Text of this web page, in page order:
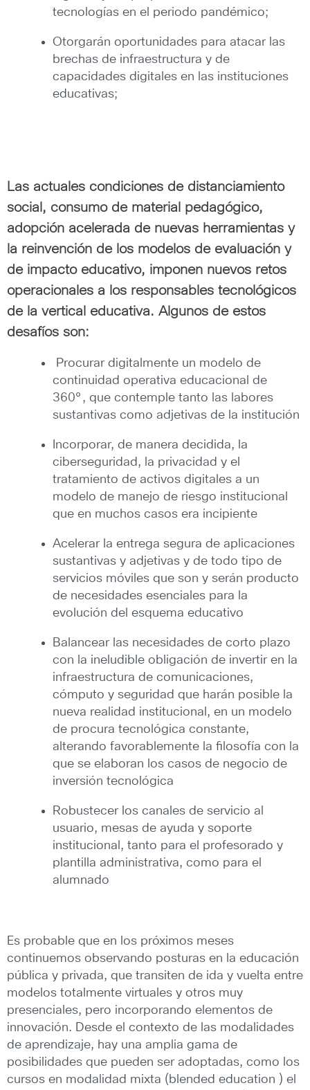
tecnologías en el periodo pandémico;
Otorgarán oportunidades para atacar las
brechas de infraestructura y de
capacidades digitales en las instituciones
educativas;
Las actuales condiciones de distanciamiento
social, consumo de material pedagógico,
adopción acelerada de nuevas herramientas y
la reinvención de los modelos de evaluación y
de impacto educativo, imponen nuevos retos
operacionales a los responsables tecnológicos
de la vertical educativa. Algunos de estos
desafíos son:
Procurar digitalmente un modelo de
continuidad operativa educacional de
360°, que contemple tanto las labores
sustantivas como adjetivas de la institución
Incorporar, de manera decidida, la
ciberseguridad, la privacidad y el
tratamiento de activos digitales a un
modelo de manejo de riesgo institucional
que en muchos casos era incipiente
Acelerar la entrega segura de aplicaciones
sustantivas y adjetivas y de todo tipo de
servicios móviles que son y serán producto
de necesidades esenciales para la
evolución del esquema educativo
Balancear las necesidades de corto plazo
con la ineludible obligación de invertir en la
infraestructura de comunicaciones,
cómputo y seguridad que harán posible la
nueva realidad institucional, en un modelo
de procura tecnológica constante,
alterando favorablemente la filosofía con la
que se elaboran los casos de negocio de
inversión tecnológica
Robustecer los canales de servicio al
usuario, mesas de ayuda y soporte
institucional, tanto para el profesorado y
plantilla administrativa, como para el
alumnado
Es probable que en los próximos meses
continuemos observando posturas en la educación
pública y privada, que transiten de ida y vuelta entre
modelos totalmente virtuales y otros muy
presenciales, pero incorporando elementos de
innovación. Desde el contexto de las modalidades
de aprendizaje, hay una amplia gama de
posibilidades que pueden ser adoptadas, como los
cursos en modalidad mixta (blended education ) el